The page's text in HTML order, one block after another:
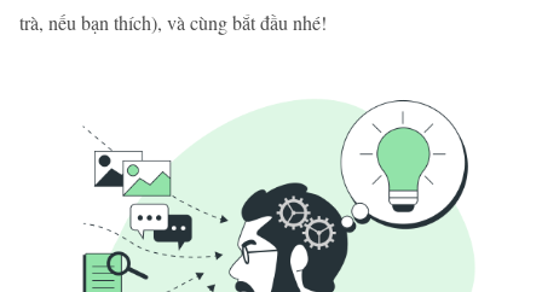
trà, nếu bạn thích), và cùng bắt đầu nhé!